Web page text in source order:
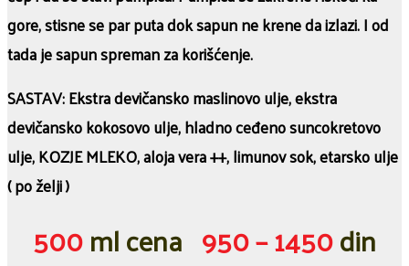
gore, stisne se par puta dok sapun ne krene da izlazi. I od
tada je sapun spreman za korišćenje.
SASTAV: Ekstra devičansko maslinovo ulje, ekstra
devičansko kokosovo ulje, hladno ceđeno suncokretovo
ulje, KOZJE MLEKO, aloja vera ++, limunov sok, etarsko ulje
( po želji )
500ml cena 950 – 1450din